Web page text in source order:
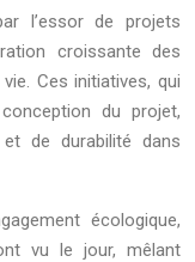
l’essor de projets
croissante des
Ces initiatives, qui
du projet,
de durabilité dans
écologique,
vu le jour, mêlant